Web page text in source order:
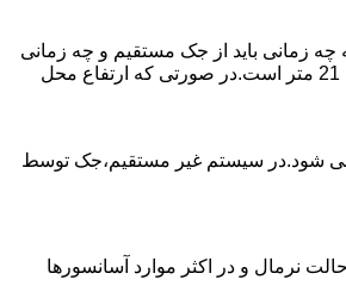
زمانی باید از جک مستقیم و چه زمانی
از جک غیرمستقیم استفاده کنیم؟ جک های مستقیم تا 21 متر را ساپورت می کنند و این مقدار در جک تلسکوپی تک مرحله ای 7 متر،دو مرحله ای 14 و سه مرحله ای 21 متر است.در صورتی که ارتفاع محل
شود.در سیستم غیر مستقیم،جک توسط
نرمال و در اکثر موارد آسانسورها